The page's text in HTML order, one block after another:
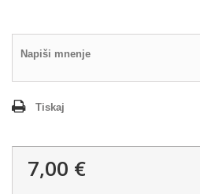
Napiši mnenje
Tiskaj
7,00 €